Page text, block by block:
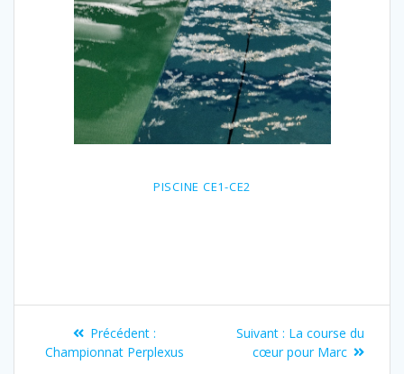
PISCINE CE1-CE2
Navigation
de
Précédent :Article
précédent
Championnat Perplexus
Suivant : Article
suivant
La course du
cœur pour Marc